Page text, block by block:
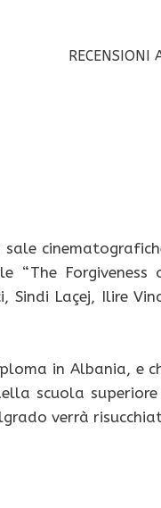
RECENSIONI
“The Forgiveness
Laçej, Ilire
in Albania, e
scuola
verrà